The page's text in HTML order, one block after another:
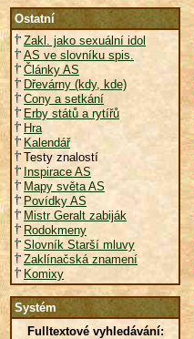
Ostatní
Zakl. jako sexuální idol
AS ve slovníku spis.
Články AS
Dřevárny (kdy, kde)
Cony a setkání
Erby států a rytířů
Hra
Kalendář
Testy znalostí
Inspirace AS
Mapy světa AS
Povídky AS
Mistr Geralt zabiják
Rodokmeny
Slovník Starší mluvy
Zaklínačská znamení
Komixy
Systém
Fulltextové vyhledávání: